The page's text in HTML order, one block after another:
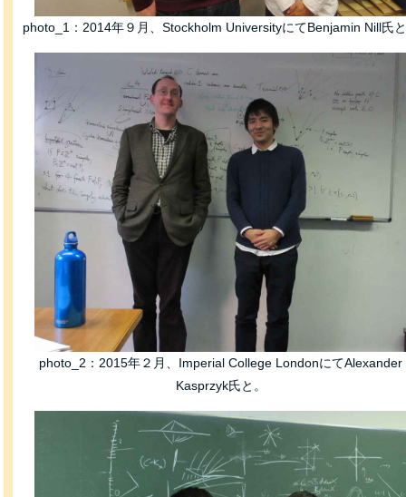
photo_1：2014年９月、Stockholm UniversityにてBenjamin Nill氏
photo_2：2015年２月、Imperial College LondonにてAlexander
Kasprzyk氏と。